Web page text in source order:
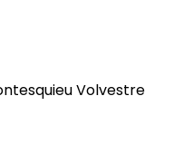
Volvestre